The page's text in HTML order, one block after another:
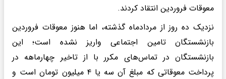
معوقات فروردین انتقاد کردند.
نزدیک ده روز از مردادماه گذشته، اما هنوز معوقات فروردین
بازنشستگان تامین اجتماعی واریز نشده است؛ این
بازنشستگان در تماس‌های مکرر با از تاخیر چهارماهه در
پرداخت معوقاتی که مبلغ آن سه یا ۴ میلیون تومان است و